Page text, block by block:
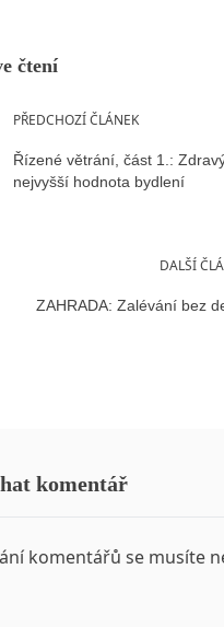
čtení
PŘEDCHOZÍ ČLÁNEK
Řízené větrání, část 1.:
nejvyšší hodnota bydlení
DALŠÍ
ZAHRADA: Zalévání bez
komentář
komentářů se musíte